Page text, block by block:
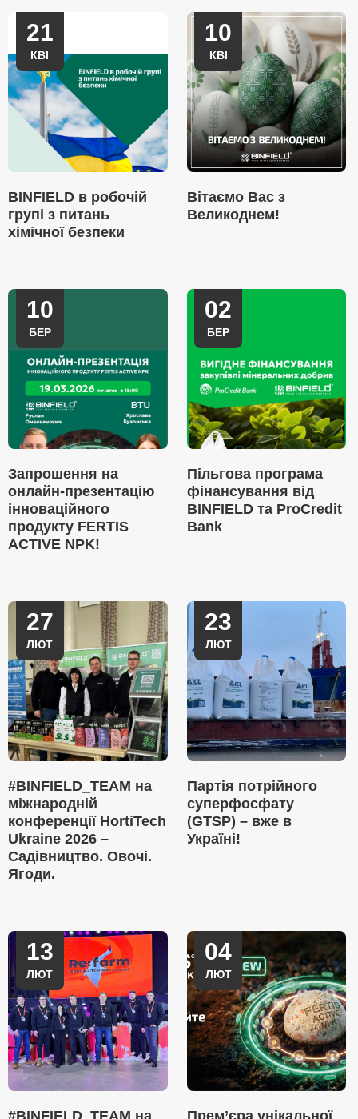
21
КВІ
BINFIELD в робочій
групі з питань
хімічної безпеки
10
КВІ
Вітаємо Вас з
Великоднем!
10
БЕР
Запрошення на
онлайн-презентацію
інноваційного
продукту FERTIS
ACTIVE NPK!
02
БЕР
Пільгова програма
фінансування від
BINFIELD та ProCredit
Bank
27
ЛЮТ
#BINFIELD_TEAM на
міжнародній
конференції HortiTech
Ukraine 2026 –
Садівництво. Овочі.
Ягоди.
23
ЛЮТ
Партія потрійного
суперфосфату
(GTSP) – вже в
Україні!
13
ЛЮТ
#BINFIELD_TEAM на
04
ЛЮТ
Прем’єра унікальної